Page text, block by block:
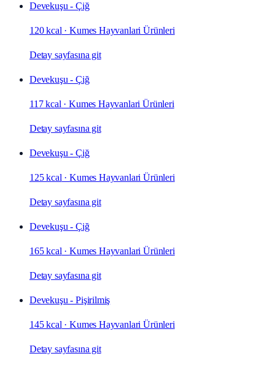
Devekuşu - Çiğ
120 kcal ·Kumes Hayvanlari Ürünleri
Detay sayfasına git
Devekuşu - Çiğ
117 kcal ·Kumes Hayvanlari Ürünleri
Detay sayfasına git
Devekuşu - Çiğ
125 kcal ·Kumes Hayvanlari Ürünleri
Detay sayfasına git
Devekuşu - Çiğ
165 kcal ·Kumes Hayvanlari Ürünleri
Detay sayfasına git
Devekuşu - Pişirilmiş
145 kcal ·Kumes Hayvanlari Ürünleri
Detay sayfasına git